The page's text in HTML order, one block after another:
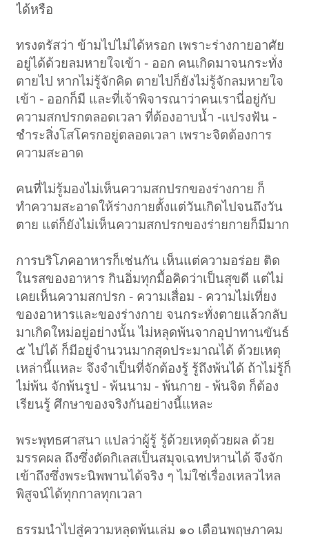
ได้หรือ
ทรงตรัสว่า ข้ามไปไม่ได้หรอก เพราะร่างกายอาศัย
อยู่ได้ด้วยลมหายใจเข้า - ออก คนเกิดมาจนกระทั่ง
ตายไป หากไม่รู้จักคิด ตายไปก็ยังไม่รู้จักลมหายใจ
เข้า - ออกก็มี และที่เจ้าพิจารณาว่าคนเรานี่อยู่กับ
ความสกปรกตลอดเวลา ที่ต้องอาบน้ำ -แปรงฟัน -
ชำระสิ่งโสโครกอยู่ตลอดเวลา เพราะจิตต้องการ
ความสะอาด
คนที่ไม่รู้มองไม่เห็นความสกปรกของร่างกาย ก็
ทำความสะอาดให้ร่างกายตั้งแต่วันเกิดไปจนถึงวัน
ตาย แต่ก็ยังไม่เห็นความสกปรกของร่ายกายก็มีมาก
การบริโภคอาหารก็เช่นกัน เห็นแต่ความอร่อย ติด
ในรสของอาหาร กินอิ่มทุกมื้อคิดว่าเป็นสุขดี แต่ไม่
เคยเห็นความสกปรก - ความเสื่อม - ความไม่เที่ยง
ของอาหารและของร่างกาย จนกระทั่งตายแล้วกลับ
มาเกิดใหม่อยู่อย่างนั้น ไม่หลุดพ้นจากอุปาทานขันธ์
๕ ไปได้ ก็มีอยู่จำนวนมากสุดประมาณได้ ด้วยเหตุ
เหล่านี้แหละ จึงจำเป็นที่จักต้องรู้ รู้ถึงพ้นได้ ถ้าไม่รู้ก็
ไม่พ้น จักพ้นรูป - พ้นนาม - พ้นกาย - พ้นจิต ก็ต้อง
เรียนรู้ ศึกษาของจริงกันอย่างนี้แหละ
พระพุทธศาสนา แปลว่าผู้รู้ รู้ด้วยเหตุด้วยผล ด้วย
มรรคผล ถึงซึ่งตัดกิเลสเป็นสมุจเฉทปหานได้ จึงจัก
เข้าถึงซึ่งพระนิพพานได้จริง ๆ ไม่ใช่เรื่องเหลวไหล
พิสูจน์ได้ทุกกาลทุกเวลา
ธรรมนำไปสู่ความหลุดพ้นเล่ม ๑๐ เดือนพฤษภาคม